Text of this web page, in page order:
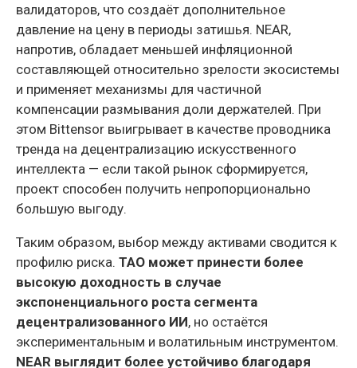
валидаторов, что создаёт дополнительное
давление на цену в периоды затишья. NEAR,
напротив, обладает меньшей инфляционной
составляющей относительно зрелости экосистемы
и применяет механизмы для частичной
компенсации размывания доли держателей. При
этом Bittensor выигрывает в качестве проводника
тренда на децентрализацию искусственного
интеллекта — если такой рынок сформируется,
проект способен получить непропорционально
большую выгоду.
Таким образом, выбор между активами сводится к
профилю риска. TAO может принести более
высокую доходность в случае
экспоненциального роста сегмента
децентрализованного ИИ, но остаётся
экспериментальным и волатильным инструментом.
NEAR выглядит более устойчиво благодаря